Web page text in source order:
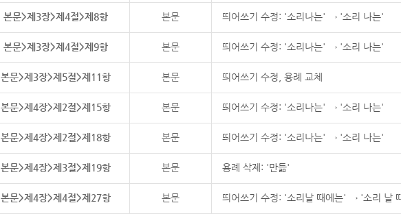
본문>제3장>제4절>제8항 본문 띄어쓰기 수정: '소리나는' → '소리 나는'
본문>제3장>제4절>제9항 본문 띄어쓰기 수정: '소리나는' → '소리 나는'
본문>제3장>제5절>제11항 본문 띄어쓰기 수정, 용례 교체
본문>제4장>제2절>제15항 본문 띄어쓰기 수정: '소리나는' → '소리 나는'
본문>제4장>제2절>제18항 본문 띄어쓰기 수정: '소리나는' → '소리 나는'
본문>제4장>제3절>제19항 본문 용례 삭제: '만듦'
본문>제4장>제4절>제27항 본문 띄어쓰기 수정: '소리날 때에는' → '소리 날